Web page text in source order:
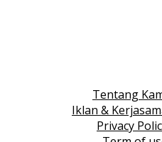
Tentang
Iklan &
Privacy